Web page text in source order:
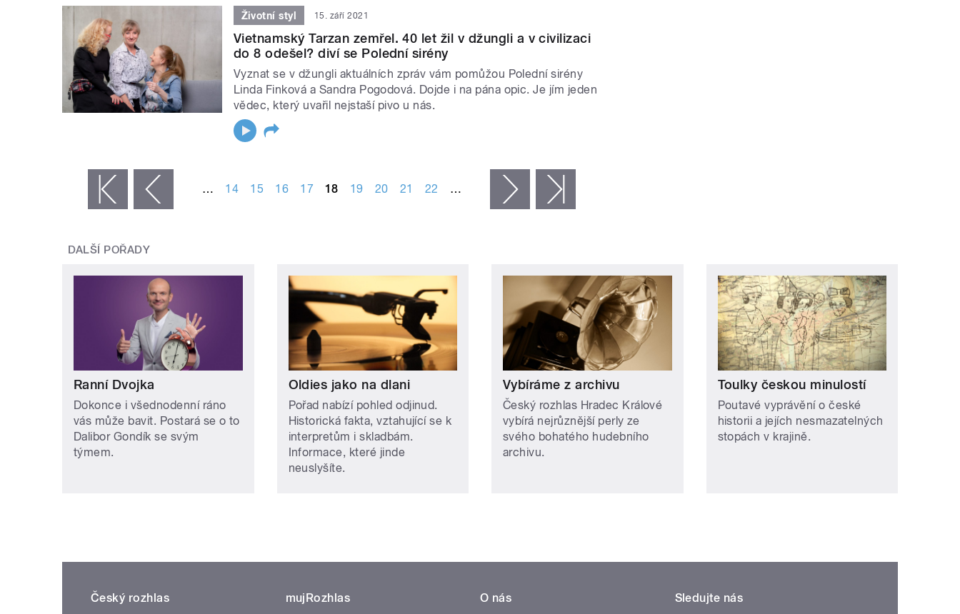
Životní styl 15. září 2021
Vietnamský Tarzan zemřel. 40 let žil v džungli a v civilizaci
do 8 odešel? diví se Polední sirény
Vyznat se v džungli aktuálních zpráv vám pomůžou Polední sirény
Linda Finková a Sandra Pogodová. Dojde i na pána opic. Je jím jeden
vědec, který uvařil nejstaší pivo u nás.
‹ předchozí … 14 15 16 17 18 19 20 21 22 … následující ›
DALŠÍ POŘADY
Ranní Dvojka
Dokonce i všednodenní ráno
vás může bavit. Postará se o to
Dalibor Gondík se svým
týmem.
Oldies jako na dlani
Pořad nabízí pohled odjinud.
Historická fakta, vztahující se k
interpretům i skladbám.
Informace, které jinde
neuslyšíte.
Vybíráme z archivu
Český rozhlas Hradec Králové
vybírá nejrůznější perly ze
svého bohatého hudebního
archivu.
Toulky českou minulostí
Poutavé vyprávění o české
historii a jejích nesmazatelných
stopách v krajině.
Český rozhlas mujRozhlas O nás Sledujte nás